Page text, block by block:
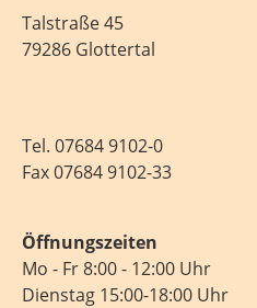
Talstraße 45
79286 Glottertal
Tel. 07684 9102-0
Fax 07684 9102-33
Öffnungszeiten
Mo - Fr 8:00 - 12:00 Uhr
Dienstag 15:00-18:00 Uhr